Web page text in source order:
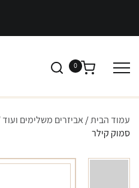
0
עמוד הבית/ אביזרים משלימים ועוד
סמוק קילר